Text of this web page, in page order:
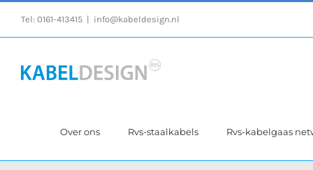
Tel: 0161-413415 info@kabeldesign.nl
Over ons Rvs-staalkabels Rvs-kabelgaas